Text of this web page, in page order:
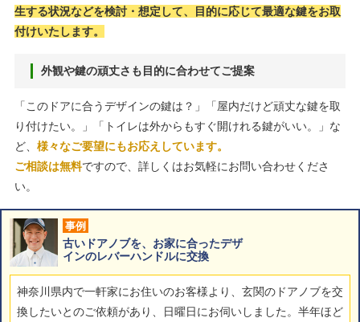
生する状況などを検討・想定して、目的に応じて最適な鍵をお取
付けいたします。
外観や鍵の頑丈さも目的に合わせてご提案
「このドアに合うデザインの鍵は？」「屋内だけど頑丈な鍵を取
り付けたい。」「トイレは外からもすぐ開けれる鍵がいい。」な
ど、 様々なご要望にもお応えしています。
ご相談は無料ですので、詳しくはお気軽にお問い合わせくださ
い。
事例
古いドアノブを、お家に合ったデザ
インのレバーハンドルに交換
神奈川県内で一軒家にお住いのお客様より、玄関のドアノブを交
換したいとのご依頼があり、日曜日にお伺いしました。半年ほど